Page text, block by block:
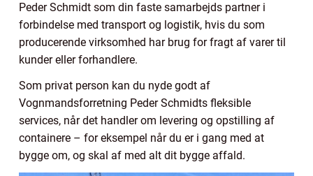
Peder Schmidt som din faste samarbejds partner i
forbindelse med transport og logistik, hvis du som
producerende virksomhed har brug for fragt af varer til
kunder eller forhandlere.
Som privat person kan du nyde godt af
Vognmandsforretning Peder Schmidts fleksible
services, når det handler om levering og opstilling af
containere – for eksempel når du er i gang med at
bygge om, og skal af med alt dit bygge affald.